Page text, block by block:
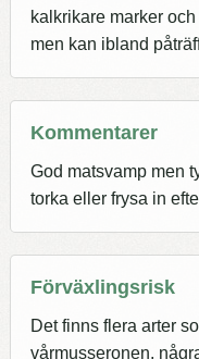
kalkrikare marker
men kan ibland
Kommentarer
God matsvamp men
torka eller frysa in
Förväxlingsrisk
Det finns flera arter
vårmusseronen,